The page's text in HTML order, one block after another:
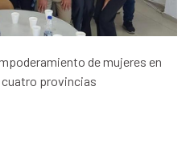
de mujeres en
cuatro provincias